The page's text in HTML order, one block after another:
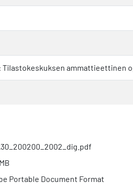
Tilastokeskuksen ammattieettinen
Portable Document Format